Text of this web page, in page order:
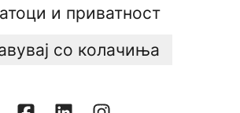
и приватност
со колачиња